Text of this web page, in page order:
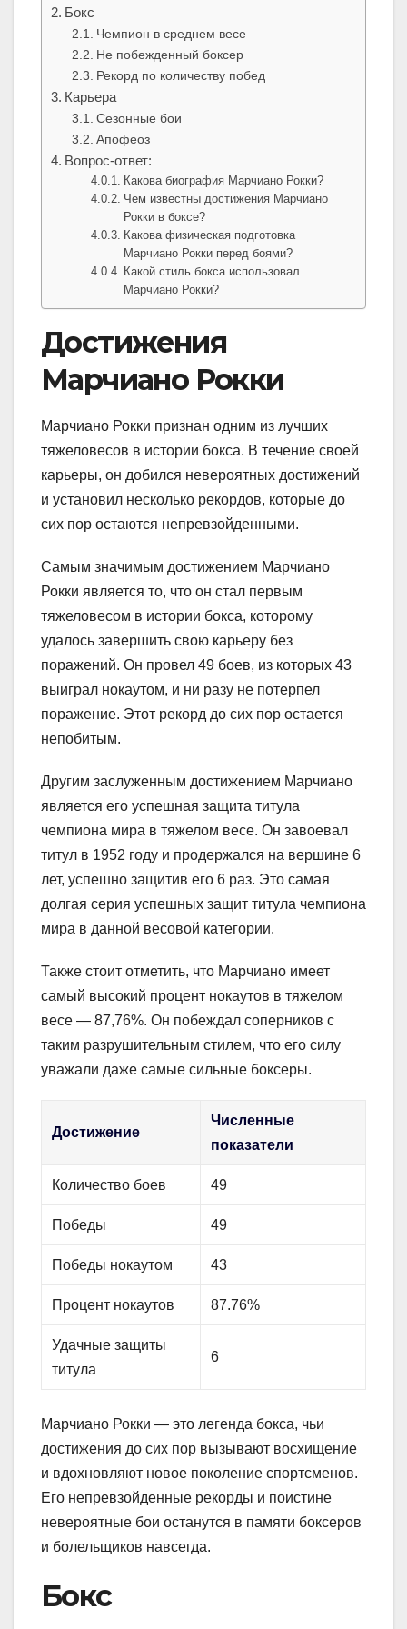
Бокс
Чемпион в среднем весе
Не побежденный боксер
Рекорд по количеству побед
Карьера
Сезонные бои
Апофеоз
Вопрос-ответ:
Какова биография Марчиано Рокки?
Чем известны достижения Марчиано
Рокки в боксе?
Какова физическая подготовка
Марчиано Рокки перед боями?
Какой стиль бокса использовал
Марчиано Рокки?
Достижения
Марчиано Рокки
Марчиано Рокки признан одним из лучших
тяжеловесов в истории бокса. В течение своей
карьеры, он добился невероятных достижений
и установил несколько рекордов, которые до
сих пор остаются непревзойденными.
Самым значимым достижением Марчиано
Рокки является то, что он стал первым
тяжеловесом в истории бокса, которому
удалось завершить свою карьеру без
поражений. Он провел 49 боев, из которых 43
выиграл нокаутом, и ни разу не потерпел
поражение. Этот рекорд до сих пор остается
непобитым.
Другим заслуженным достижением Марчиано
является его успешная защита титула
чемпиона мира в тяжелом весе. Он завоевал
титул в 1952 году и продержался на вершине 6
лет, успешно защитив его 6 раз. Это самая
долгая серия успешных защит титула чемпиона
мира в данной весовой категории.
Также стоит отметить, что Марчиано имеет
самый высокий процент нокаутов в тяжелом
весе — 87,76%. Он побеждал соперников с
таким разрушительным стилем, что его силу
уважали даже самые сильные боксеры.
Достижение
Численные
показатели
Количество боев 49
Победы 49
Победы нокаутом 43
Процент нокаутов 87.76%
Удачные защиты
титула
6
Марчиано Рокки — это легенда бокса, чьи
достижения до сих пор вызывают восхищение
и вдохновляют новое поколение спортсменов.
Его непревзойденные рекорды и поистине
невероятные бои останутся в памяти боксеров
и болельщиков навсегда.
Бокс